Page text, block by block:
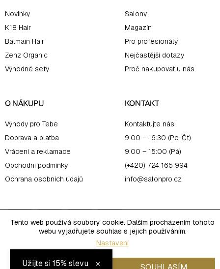
Tento web používá soubory cookie. Dalším procházením tohoto
webu vyjadřujete souhlas s jejich používáním.
Nastavení
Novinky
K18 Hair
Balmain Hair
Zenz Organic
Výhodné sety
Salony
Magazín
Pro profesionály
Nejčastější dotazy
Proč nakupovat u nás
O NÁKUPU
Výhody pro Tebe
Doprava a platba
Vrácení a reklamace
Obchodní podmínky
Ochrana osobních údajů
KONTAKT
Kontaktujte nás
9:00 – 16:30 (Po-Čt)
9:00 – 15:00 (Pá)
(+420) 724 165 994
info@salonpro.cz
Vytvořil Shoptet
Upravit nastavení cookies
Užijte si 15% slevu ×